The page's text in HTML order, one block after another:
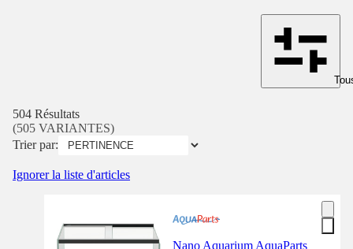
504 Résultats
(505 VARIANTES)
Trier par:
Ignorer la liste d'articles
Nano Aquarium AquaParts